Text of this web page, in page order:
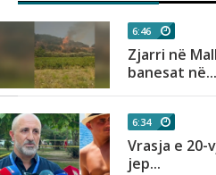
6:46
Zjarri në
banesat në...
6:34
Vrasja e 20-
jep...